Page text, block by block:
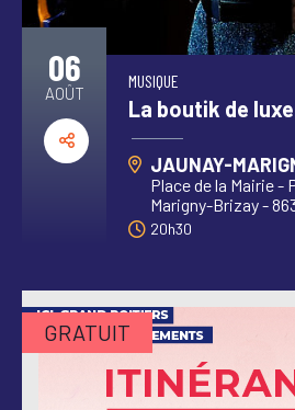
06
AOÛT
MUSIQUE
La boutik de luxe
JAUNAY-
Place de la Mairie -
Marigny-Brizay -
20h30
GRATUIT